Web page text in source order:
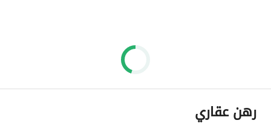
رهن عقاري